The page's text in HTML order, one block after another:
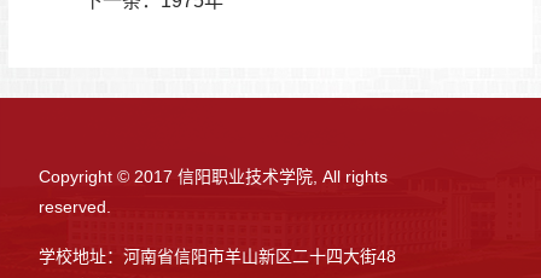
Copyright © 2017 信阳职业技术学院, All rights
reserved.
学校地址：河南省信阳市羊山新区二十四大街48